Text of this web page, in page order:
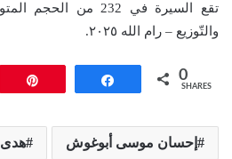
تقع السيرة في 232 من
والتّوزيع – رام الله ٢٠٢٥.
Share 0
SHARES
إحسان موسى أبوغوش هدى